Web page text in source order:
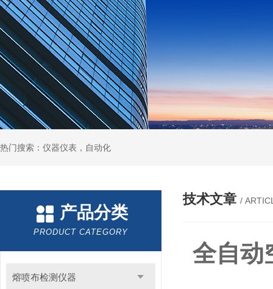
热门搜索：仪器仪表，自动化
产品分类
PRODUCT CATEGORY
熔喷布检测仪器
技术文章 /
全自动